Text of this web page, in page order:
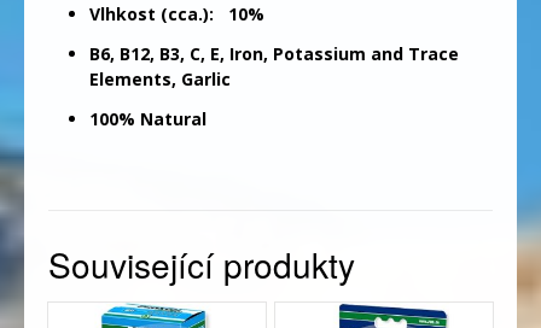
Vlhkost (cca.): 10%
B6, B12, B3, C, E, Iron, Potassium and Trace
Elements, Garlic
100% Natural
Související produkty